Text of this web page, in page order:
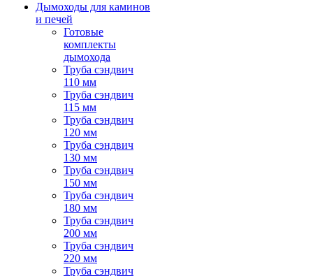
Дымоходы для каминов
и печей
Готовые
комплекты
дымохода
Труба сэндвич
110 мм
Труба сэндвич
115 мм
Труба сэндвич
120 мм
Труба сэндвич
130 мм
Труба сэндвич
150 мм
Труба сэндвич
180 мм
Труба сэндвич
200 мм
Труба сэндвич
220 мм
Труба сэндвич